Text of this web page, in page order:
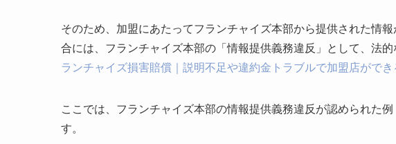
そのため、加盟にあたってフランチャイズ本部から提供された情
合には、フランチャイズ本部の「情報提供義務違反」として、法
ランチャイズ損害賠償｜説明不足や違約金トラブルで加盟店がで
ここでは、フランチャイズ本部の情報提供義務違反が認められた
す。